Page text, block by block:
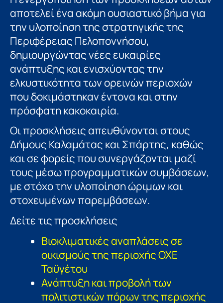
αποτελεί ένα ακόμη ουσιαστικό βήμα για
την υλοποίηση της στρατηγικής της
Περιφέρειας Πελοποννήσου,
δημιουργώντας νέες ευκαιρίες
ανάπτυξης και ενισχύοντας την
ελκυστικότητα των ορεινών περιοχών
που δοκιμάστηκαν έντονα και στην
πρόσφατη κακοκαιρία.
Οι προσκλήσεις απευθύνονται στους
Δήμους Καλαμάτας και Σπάρτης, καθώς
και σε φορείς που συνεργάζονται μαζί
τους μέσω προγραμματικών συμβάσεων,
με στόχο την υλοποίηση ώριμων και
στοχευμένων παρεμβάσεων.
Δείτε τις προσκλήσεις
Βιοκλιματικές αναπλάσεις σε
οικισμούς της περιοχής ΟΧΕ
Ταϋγέτου
Ανάπτυξη και προβολή των
πολιτιστικών πόρων της περιοχής